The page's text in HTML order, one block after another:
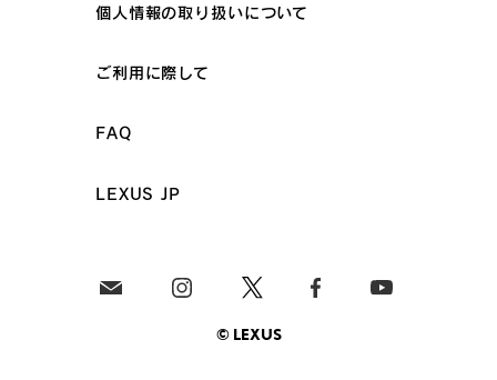
個人情報の取り扱いについて
ご利用に際して
FAQ
LEXUS JP
© LEXUS